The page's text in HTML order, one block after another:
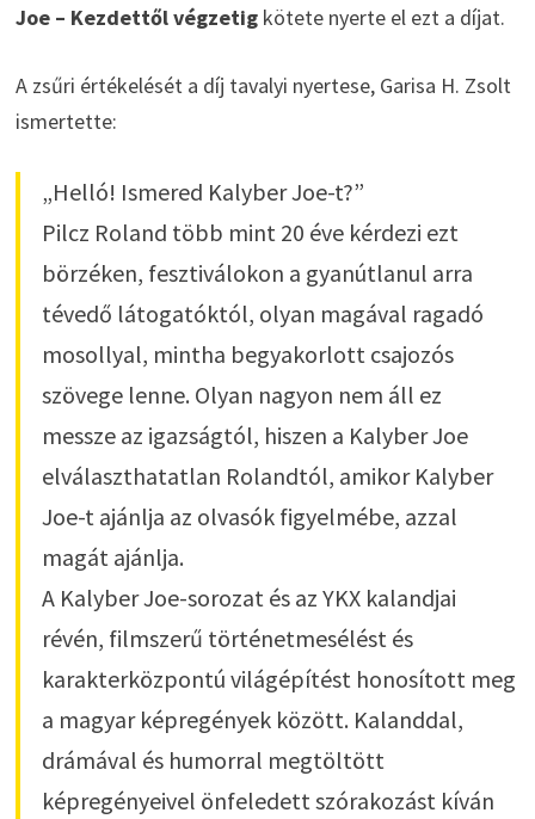
Joe – Kezdettől végzetigkötete nyerte el ezt a díjat.
A zsűri értékelését a díj tavalyi nyertese, Garisa H. Zsolt
ismertette:
„Helló! Ismered Kalyber Joe-t?”
Pilcz Roland több mint 20 éve kérdezi ezt
börzéken, fesztiválokon a gyanútlanul arra
tévedő látogatóktól, olyan magával ragadó
mosollyal, mintha begyakorlott csajozós
szövege lenne. Olyan nagyon nem áll ez
messze az igazságtól, hiszen a Kalyber Joe
elválaszthatatlan Rolandtól, amikor Kalyber
Joe-t ajánlja az olvasók figyelmébe, azzal
magát ajánlja.
A Kalyber Joe-sorozat és az YKX kalandjai
révén, filmszerű történetmesélést és
karakterközpontú világépítést honosított meg
a magyar képregények között. Kalanddal,
drámával és humorral megtöltött
képregényeivel önfeledett szórakozást kíván